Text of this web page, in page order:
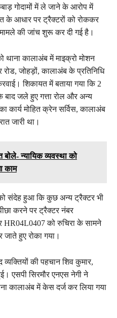
गोदामों में ले जाने के आरोप में
के आधार पर ट्रैक्टरों को रोककर
की जांच शुरू कर दी गई है।
कालाअंब में माइक्रो मोशन
रोड, जोहड़ों, कालाअंब के प्रतिनिधि
शिकायत में बताया गया कि 2
जले हुए गत्ता रोल और अन्य
मोहित क्रेन सर्विस, कालाअंब
जारी था।
न्यायिक व्यवस्था को
काम
संदेह हुआ कि कुछ अन्य ट्रैक्टर भी
करने पर ट्रैक्टर नंबर
को रुचिरा के सामने
हुए रोका गया।
की पहचान शिव कुमार,
एसपी सिरमौर एनएस नेगी ने
कालाअंब में केस दर्ज कर लिया गया